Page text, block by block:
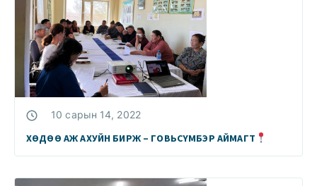
10 сарын 14, 2022
ХӨДӨӨ АЖ АХУЙН БИРЖ – ГОВЬСҮМБЭР АЙМАГТ